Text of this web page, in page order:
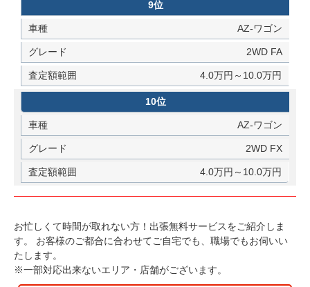
9位
AZ-ワゴン
2WD FA
4.0万円～10.0万円
10位
AZ-ワゴン
2WD FX
4.0万円～10.0万円
お忙しくて時間が取れない方！出張無料サービスをご紹介しま
す。
お客様のご都合に合わせてご自宅でも、職場でもお伺いい
たします。
※一部対応出来ないエリア・店舗がございます。